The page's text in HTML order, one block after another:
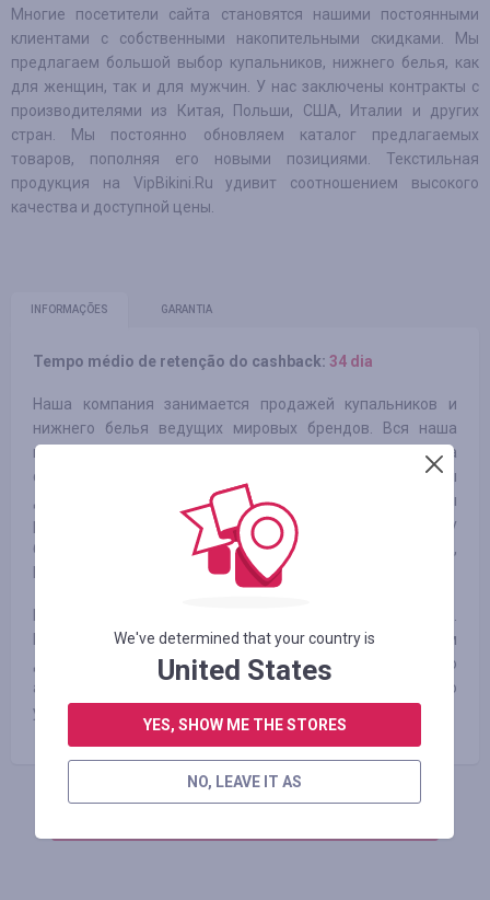
Многие посетители сайта становятся нашими постоянными
клиентами с собственными накопительными скидками. Мы
предлагаем большой выбор купальников, нижнего белья, как
для женщин, так и для мужчин. У нас заключены контракты с
производителями из Китая, Польши, США, Италии и других
стран. Мы постоянно обновляем каталог предлагаемых
товаров, пополняя его новыми позициями. Текстильная
продукция на VipBikini.Ru удивит соотношением высокого
качества и доступной цены.
INFORMAÇÕES GARANTIA
Tempo médio de retenção do cashback: 34 dia
Наша компания занимается продажей купальников и
нижнего белья ведущих мировых брендов. Вся наша
продукция высочайшего качества изготавливается на
фабриках Италии, Польши, США, Китая. Наши цены
доступны любому покупателю благодаря тому, что мы
работаем напрямую с производителями мировых luxury
брендов, таких как: Lspace, Caffe, Victoria's Secret,
Magistral, Beach Bunny, Guess , Marc and Andre.
Ежемесячно к нам приходят поставки с абсолютно новым
для российского рынка товаром. Более 70% нашего
ассортимента является эксклюзивом и продается только
у нас.
We've determined that your country is
United States
YES, SHOW ME THE STORES
NO, LEAVE IT AS